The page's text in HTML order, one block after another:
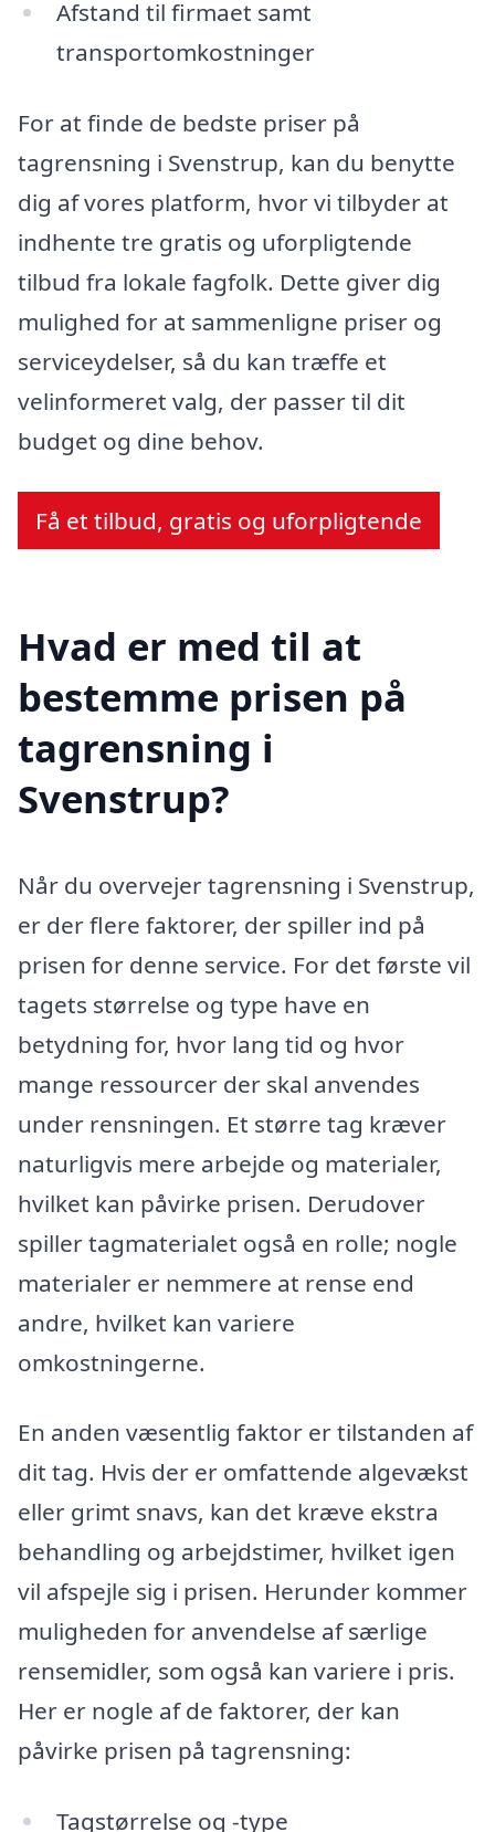
Afstand til firmaet samt
transportomkostninger
For at finde de bedste priser på
tagrensning i Svenstrup, kan du benytte
dig af vores platform, hvor vi tilbyder at
indhente tre gratis og uforpligtende
tilbud fra lokale fagfolk. Dette giver dig
mulighed for at sammenligne priser og
serviceydelser, så du kan træffe et
velinformeret valg, der passer til dit
budget og dine behov.
Få et tilbud, gratis og uforpligtende
Hvad er med til at
bestemme prisen på
tagrensning i
Svenstrup?
Når du overvejer tagrensning i Svenstrup,
er der flere faktorer, der spiller ind på
prisen for denne service. For det første vil
tagets størrelse og type have en
betydning for, hvor lang tid og hvor
mange ressourcer der skal anvendes
under rensningen. Et større tag kræver
naturligvis mere arbejde og materialer,
hvilket kan påvirke prisen. Derudover
spiller tagmaterialet også en rolle; nogle
materialer er nemmere at rense end
andre, hvilket kan variere
omkostningerne.
En anden væsentlig faktor er tilstanden af
dit tag. Hvis der er omfattende algevækst
eller grimt snavs, kan det kræve ekstra
behandling og arbejdstimer, hvilket igen
vil afspejle sig i prisen. Herunder kommer
muligheden for anvendelse af særlige
rensemidler, som også kan variere i pris.
Her er nogle af de faktorer, der kan
påvirke prisen på tagrensning:
Tagstørrelse og -type